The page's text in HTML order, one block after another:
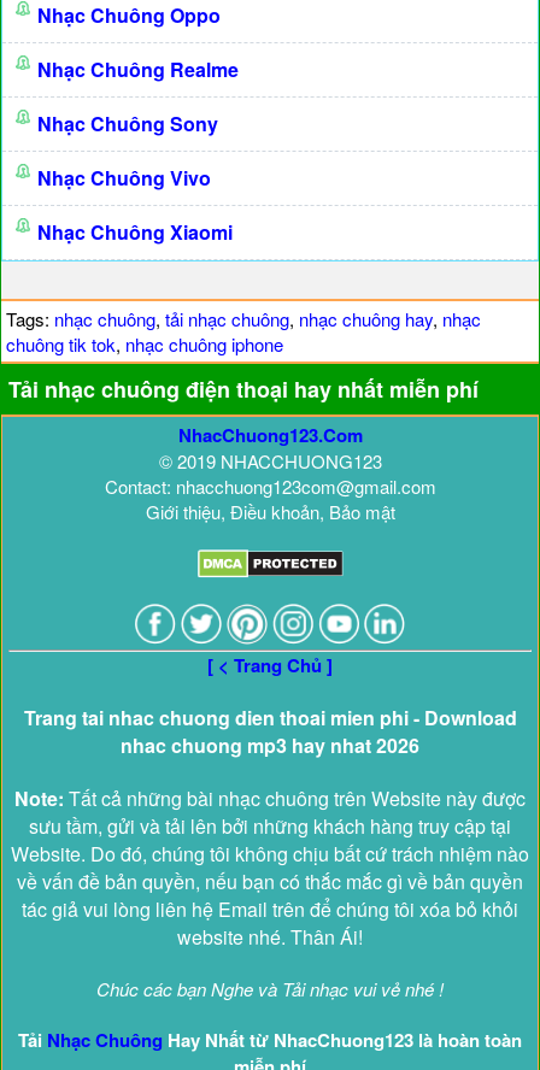
Nhạc Chuông Oppo
Nhạc Chuông Realme
Nhạc Chuông Sony
Nhạc Chuông Vivo
Nhạc Chuông Xiaomi
Tags: nhạc chuông, tải nhạc chuông, nhạc chuông hay, nhạc
chuông tik tok, nhạc chuông iphone
Tải nhạc chuông điện thoại hay nhất miễn phí
NhacChuong123.Com
© 2019 NHACCHUONG123
Contact: nhacchuong123com@gmail.com
Giới thiệu, Điều khoản, Bảo mật
[ < Trang Chủ ]
Trang tai nhac chuong dien thoai mien phi - Download
nhac chuong mp3 hay nhat 2026
Note: Tất cả những bài nhạc chuông trên Website này được
sưu tầm, gửi và tải lên bởi những khách hàng truy cập tại
Website. Do đó, chúng tôi không chịu bất cứ trách nhiệm nào
về vấn đề bản quyền, nếu bạn có thắc mắc gì về bản quyền
tác giả vui lòng liên hệ Email trên để chúng tôi xóa bỏ khỏi
website nhé. Thân Ái!
Chúc các bạn Nghe và Tải nhạc vui vẻ nhé !
Tải Nhạc Chuông Hay Nhất từ NhacChuong123 là hoàn toàn